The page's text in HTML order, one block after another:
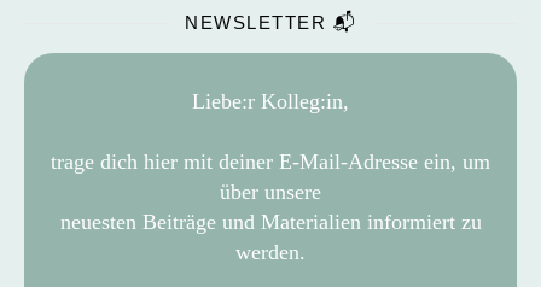
NEWSLETTER 📬
Liebe:r Kolleg:in,
trage dich hier mit deiner E-Mail-Adresse ein, um
über unsere
neuesten Beiträge und Materialien informiert zu
werden.